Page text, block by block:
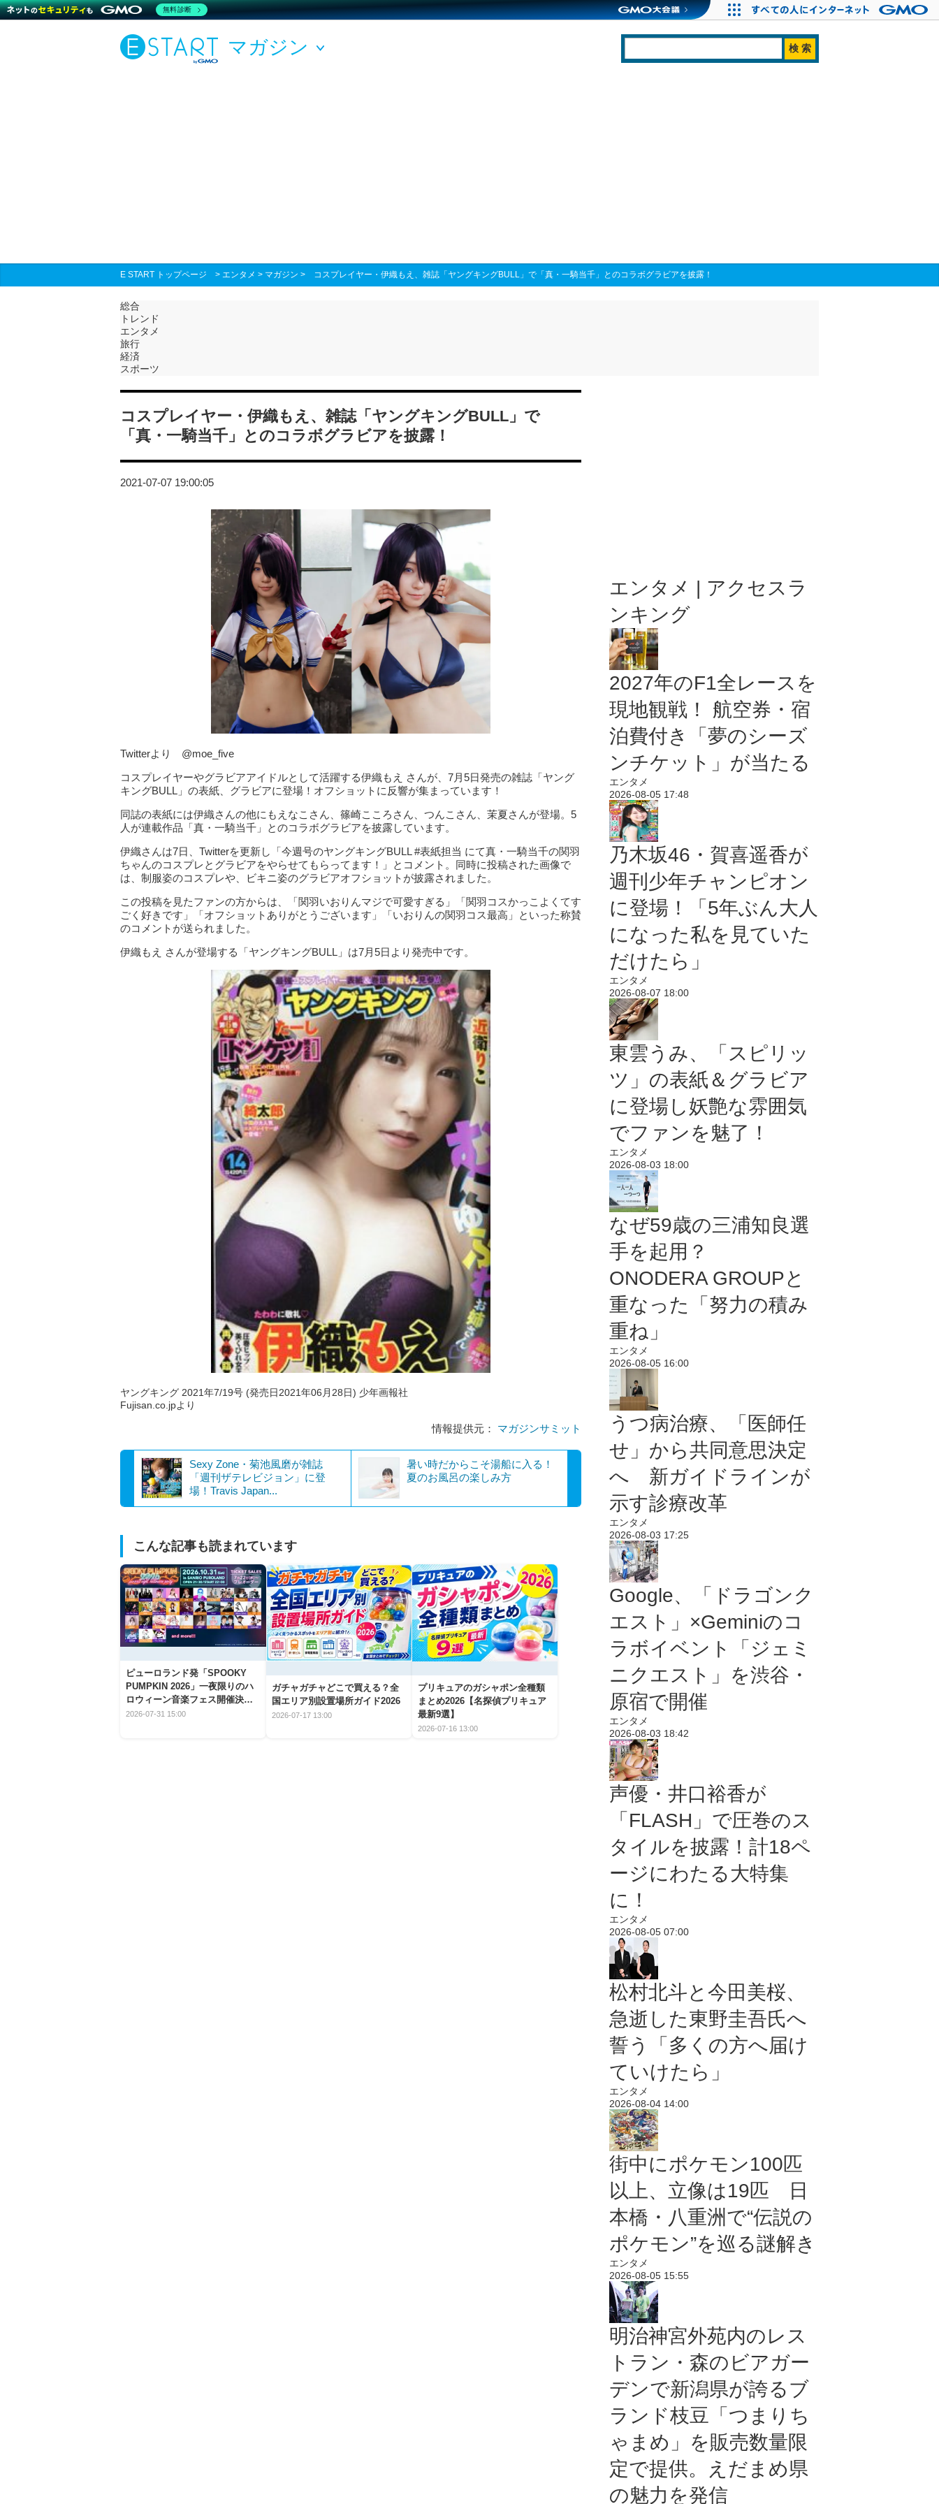
マガジン
E START トップページ > エンタメ > マガジン > コスプレイヤー・伊織もえ、雑誌「ヤングキングBULL」で「真・一騎当千」とのコラボグラビアを披露！
総合
トレンド
エンタメ
旅行
経済
スポーツ
コスプレイヤー・伊織もえ、雑誌「ヤングキングBULL」で
「真・一騎当千」とのコラボグラビアを披露！
2021-07-07 19:00:05
Twitterより @moe_five
コスプレイヤーやグラビアアイドルとして活躍する伊織もえ さんが、7月5日発売の雑誌「ヤング
キングBULL」の表紙、グラビアに登場！オフショットに反響が集まっています！
同誌の表紙には伊織さんの他にもえなこさん、篠崎こころさん、つんこさん、茉夏さんが登場。5
人が連載作品「真・一騎当千」とのコラボグラビアを披露しています。
伊織さんは7日、Twitterを更新し「今週号のヤングキングBULL #表紙担当 にて真・一騎当千の関羽
ちゃんのコスプレとグラビアをやらせてもらってます！」とコメント。同時に投稿された画像で
は、制服姿のコスプレや、ビキニ姿のグラビアオフショットが披露されました。
この投稿を見たファンの方からは、「関羽いおりんマジで可愛すぎる」「関羽コスかっこよくてす
ごく好きです」「オフショットありがとうございます」「いおりんの関羽コス最高」といった称賛
のコメントが送られました。
伊織もえ さんが登場する「ヤングキングBULL」は7月5日より発売中です。
ヤングキング 2021年7/19号 (発売日2021年06月28日) 少年画報社
Fujisan.co.jpより
情報提供元： マガジンサミット
Sexy Zone・菊池風磨が雑誌
「週刊ザテレビジョン」に登
場！Travis Japan...
暑い時だからこそ湯船に入る！
夏のお風呂の楽しみ方
こんな記事も読まれています
ピューロランド発「SPOOKY
PUMPKIN 2026」一夜限りのハ
ロウィーン音楽フェス開催決
定！
2026-07-31 15:00
ガチャガチャどこで買える？全
国エリア別設置場所ガイド2026
2026-07-17 13:00
プリキュアのガシャポン全種類
まとめ2026【名探偵プリキュア
最新9選】
2026-07-16 13:00
エンタメ | アクセスラ
ンキング
2027年のF1全レースを
現地観戦！ 航空券・宿
泊費付き「夢のシーズ
ンチケット」が当たる
エンタメ
2026-08-05 17:48
乃木坂46・賀喜遥香が
週刊少年チャンピオン
に登場！「5年ぶん大人
になった私を見ていた
だけたら」
エンタメ
2026-08-07 18:00
東雲うみ、「スピリッ
ツ」の表紙＆グラビア
に登場し妖艶な雰囲気
でファンを魅了！
エンタメ
2026-08-03 18:00
なぜ59歳の三浦知良選
手を起用？
ONODERA GROUPと
重なった「努力の積み
重ね」
エンタメ
2026-08-05 16:00
うつ病治療、「医師任
せ」から共同意思決定
へ 新ガイドラインが
示す診療改革
エンタメ
2026-08-03 17:25
Google、「ドラゴンク
エスト」×Geminiのコ
ラボイベント「ジェミ
ニクエスト」を渋谷・
原宿で開催
エンタメ
2026-08-03 18:42
声優・井口裕香が
「FLASH」で圧巻のス
タイルを披露！計18ペ
ージにわたる大特集
に！
エンタメ
2026-08-05 07:00
松村北斗と今田美桜、
急逝した東野圭吾氏へ
誓う「多くの方へ届け
ていけたら」
エンタメ
2026-08-04 14:00
街中にポケモン100匹
以上、立像は19匹 日
本橋・八重洲で“伝説の
ポケモン”を巡る謎解き
エンタメ
2026-08-05 15:55
明治神宮外苑内のレス
トラン・森のビアガー
デンで新潟県が誇るブ
ランド枝豆「つまりち
ゃまめ」を販売数量限
定で提供。えだまめ県
の魅力を発信
無料診断